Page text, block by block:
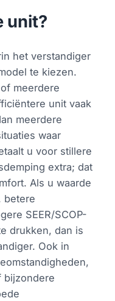
unit?
het verstandiger
te kiezen.
meerdere
unit vaak
meerdere
waar
u voor stillere
extra; dat
Als u waarde
betere
SEER/SCOP-
drukken, dan is
Ook in
bijzondere